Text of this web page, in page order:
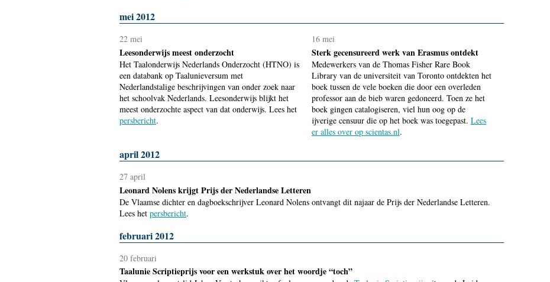
mei 2012
22 mei
Leesonderwijs meest onderzocht
Het Taalonderwijs Nederlands Onderzocht (HTNO) is
een databank op Taalunieversum met
Nederlandstalige beschrijvingen van onder zoek naar
het schoolvak Nederlands. Leesonderwijs blijkt het
meest onderzochte aspect van dat onderwijs. Lees het
persbericht.
16 mei
Sterk gecensureerd werk van Erasmus ontdekt
Medewerkers van de Thomas Fisher Rare Book
Library van de universiteit van Toronto ontdekten het
boek tussen de vele boeken die door een overleden
professor aan de bieb waren gedoneerd. Toen ze het
boek gingen catalogiseren, viel hun oog op de
ijverige censuur die op het boek was toegepast. Lees
er alles over op scientas.nl.
april 2012
27 april
Leonard Nolens krijgt Prijs der Nederlandse Letteren
De Vlaamse dichter en dagboekschrijver Leonard Nolens ontvangt dit najaar de Prijs der Nederlandse Letteren.
Lees het persbericht.
februari 2012
20 februari
Taalunie Scriptieprijs voor een werkstuk over het woordje “toch”